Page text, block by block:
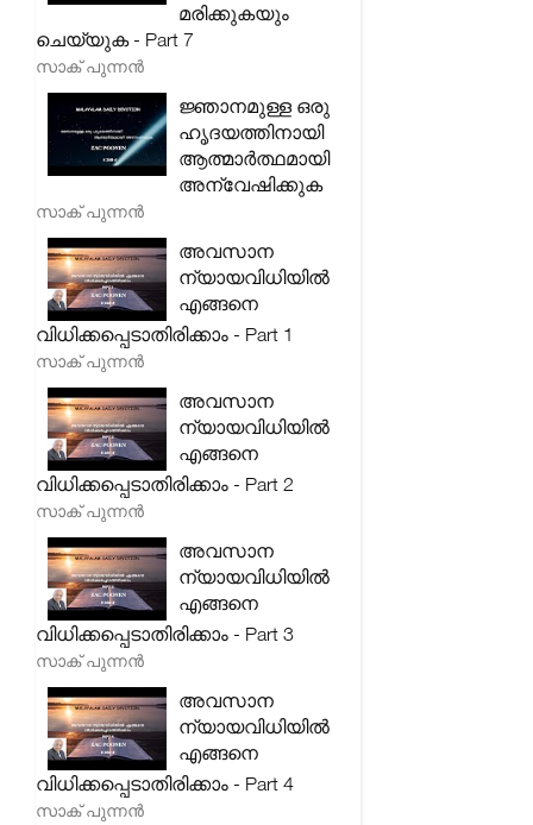
മരിക്കുകയും
ചെയ്യുക - Part 7
സാക് പുന്നൻ
ജ്ഞാനമുള്ള ഒരു
ഹൃദയത്തിനായി
ആത്മാർത്ഥമായി
അന്വേഷിക്കുക
സാക് പുന്നൻ
അവസാന
ന്യായവിധിയിൽ
എങ്ങനെ
വിധിക്കപ്പെടാതിരിക്കാം - Part 1
സാക് പുന്നൻ
അവസാന
ന്യായവിധിയിൽ
എങ്ങനെ
വിധിക്കപ്പെടാതിരിക്കാം - Part 2
സാക് പുന്നൻ
അവസാന
ന്യായവിധിയിൽ
എങ്ങനെ
വിധിക്കപ്പെടാതിരിക്കാം - Part 3
സാക് പുന്നൻ
അവസാന
ന്യായവിധിയിൽ
എങ്ങനെ
വിധിക്കപ്പെടാതിരിക്കാം - Part 4
സാക് പുന്നൻ